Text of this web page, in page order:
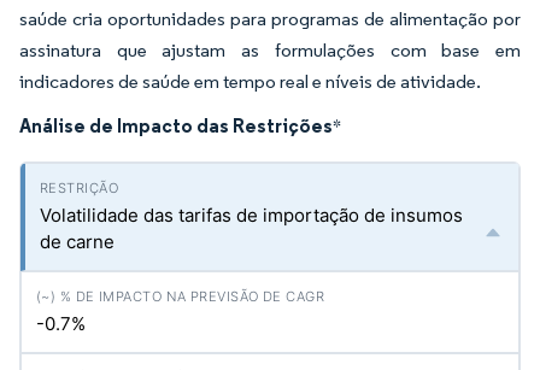
saúde cria oportunidades para programas de alimentação por
assinatura que ajustam as formulações com base em
indicadores de saúde em tempo real e níveis de atividade.
Análise de Impacto das Restrições*
Volatilidade das tarifas de importação de insumos
de carne
-0.7%